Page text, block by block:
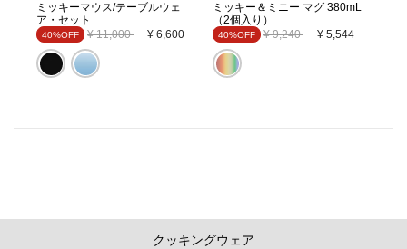
ミッキーマウス/テーブルウェ
ア・セット
40%OFF Price reduced from
¥ 11,000to ¥ 6,600
ミッキー＆ミニー マグ 380mL
（2個入り）
40%OFF Price reduced from
¥ 9,240to ¥ 5,544
クッキングウェア